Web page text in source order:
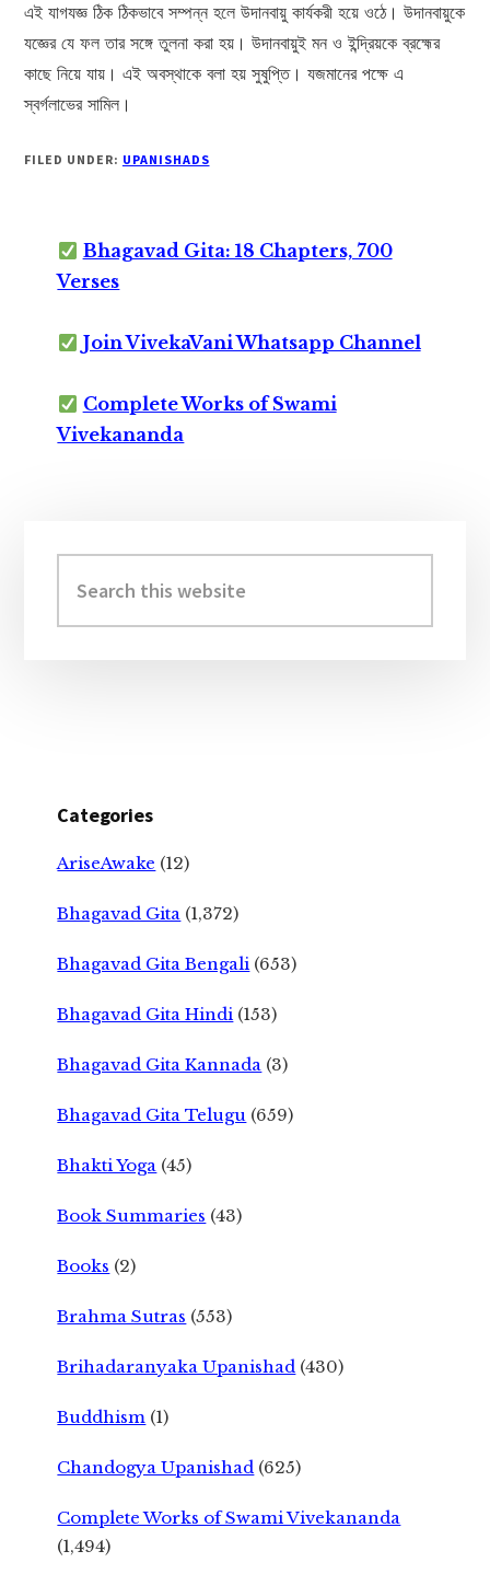
এই যাগযজ্ঞ ঠিক ঠিকভাবে সম্পন্ন হলে উদানবায়ু কার্যকরী হয়ে ওঠে। উদানবায়ুকে
যজ্ঞের যে ফল তার সঙ্গে তুলনা করা হয়। উদানবায়ুই মন ও ইন্দ্রিয়কে ব্রহ্মের
কাছে নিয়ে যায়। এই অবস্থাকে বলা হয় সুষুপ্তি। যজমানের পক্ষে এ
স্বর্গলাভের সামিল।
FILED UNDER: UPANISHADS
Bhagavad Gita: 18 Chapters, 700
Verses
Join VivekaVani Whatsapp Channel
Complete Works of Swami
Vivekananda
Sidebar
this
website
Categories
AriseAwake (12)
Bhagavad Gita (1,372)
Bhagavad Gita Bengali (653)
Bhagavad Gita Hindi (153)
Bhagavad Gita Kannada (3)
Bhagavad Gita Telugu (659)
Bhakti Yoga (45)
Book Summaries (43)
Books (2)
Brahma Sutras (553)
Brihadaranyaka Upanishad (430)
Buddhism (1)
Chandogya Upanishad (625)
Complete Works of Swami Vivekananda
(1,494)